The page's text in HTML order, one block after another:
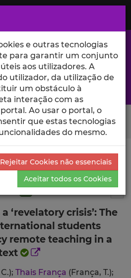
e ciência no Iscte
Descrição Detalhada da
‘revelatory crisis’: The
students
remote teaching in a
Thais França (França, T.);
e outras tecnologias
para garantir um conjunto
aos utilizadores. A
utilizador, da utilização de
um obstáculo à
interação com as
Ao usar o portal, o
que estas tecnologias
do mesmo.
Rejeitar Cookies não essenciais
Aceitar todos os Cookies